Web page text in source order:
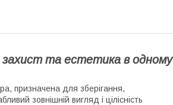
захист та естетика в одному
призначена для зберігання,
зовнішній вигляд і цілісність